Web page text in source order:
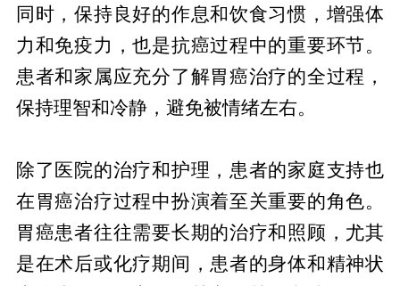
同时，保持良好的作息和饮食习惯，增强体
力和免疫力，也是抗癌过程中的重要环节。
患者和家属应充分了解胃癌治疗的全过程，
保持理智和冷静，避免被情绪左右。
除了医院的治疗和护理，患者的家庭支持也
在胃癌治疗过程中扮演着至关重要的角色。
胃癌患者往往需要长期的治疗和照顾，尤其
是在术后或化疗期间，患者的身体和精神状